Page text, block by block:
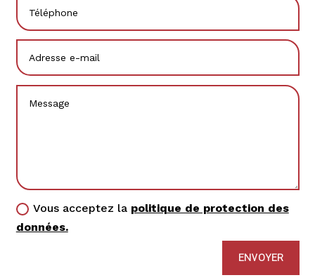
Vous acceptez la politique de protection des
données.
ENVOYER